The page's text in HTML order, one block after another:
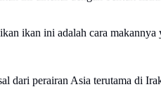
ikan ini adalah cara makannya
dari perairan Asia terutama di